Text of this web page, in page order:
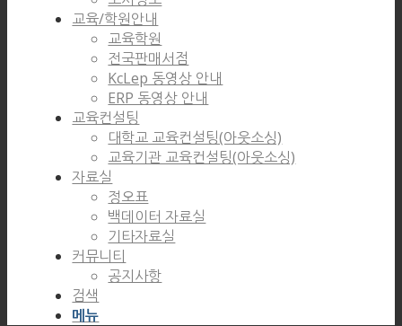
교육/학원안내
교육학원
전국판매서점
KcLep 동영상 안내
ERP 동영상 안내
교육컨설팅
대학교 교육컨설팅(아웃소싱)
교육기관 교육컨설팅(아웃소싱)
자료실
정오표
백데이터 자료실
기타자료실
커뮤니티
공지사항
검색
메뉴